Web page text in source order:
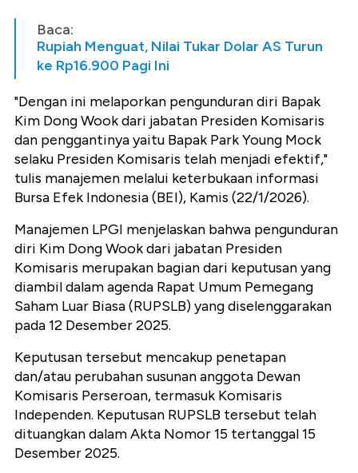
Baca:
Rupiah Menguat, Nilai Tukar Dolar AS Turun
ke Rp16.900 Pagi Ini
"Dengan ini melaporkan pengunduran diri Bapak
Kim Dong Wook dari jabatan Presiden Komisaris
dan penggantinya yaitu Bapak Park Young Mock
selaku Presiden Komisaris telah menjadi efektif,"
tulis manajemen melalui keterbukaan informasi
Bursa Efek Indonesia (BEI), Kamis (22/1/2026).
Manajemen LPGI menjelaskan bahwa pengunduran
diri Kim Dong Wook dari jabatan Presiden
Komisaris merupakan bagian dari keputusan yang
diambil dalam agenda Rapat Umum Pemegang
Saham Luar Biasa (RUPSLB) yang diselenggarakan
pada 12 Desember 2025.
Keputusan tersebut mencakup penetapan
dan/atau perubahan susunan anggota Dewan
Komisaris Perseroan, termasuk Komisaris
Independen. Keputusan RUPSLB tersebut telah
dituangkan dalam Akta Nomor 15 tertanggal 15
Desember 2025.